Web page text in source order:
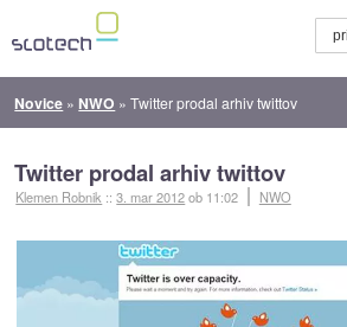
Novice » NWO »Twitter prodal arhiv twittov
Twitter prodal arhiv twittov
Klemen Robnik ::3. mar 2012ob 11:02 NWO